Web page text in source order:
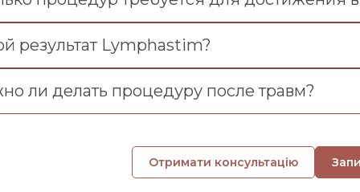
результат Lymphastim?
ли делать процедуру после травм?
Отримати консультацію